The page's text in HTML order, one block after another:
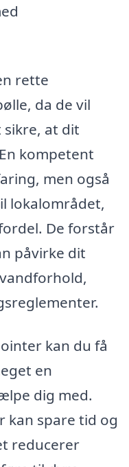
rette
da de vil
at dit
kompetent
men også
lokalområdet,
De forstår
påvirke dit
kan du få
en
dig med.
kan spare tid og
reducerer